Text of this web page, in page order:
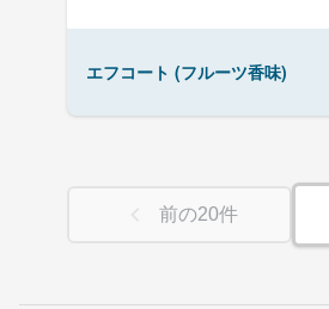
エフコート (フルーツ香味)
前の20件